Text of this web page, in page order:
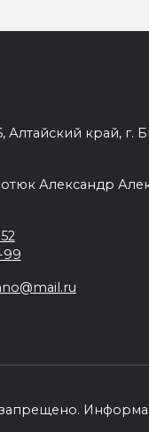
Алтайский край, г.
Александр
99